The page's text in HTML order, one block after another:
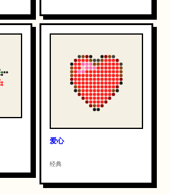
爱心
经典